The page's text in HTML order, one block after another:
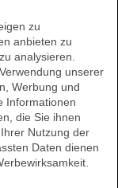
zu
anbieten zu
analysieren.
unserer
Werbung und
Informationen
die Sie ihnen
Nutzung der
Daten dienen
der
– wir